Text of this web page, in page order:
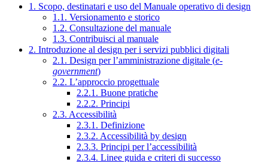
1. Scopo, destinatari e uso del Manuale operativo di design
1.1. Versionamento e storico
1.2. Consultazione del manuale
1.3. Contribuisci al manuale
2. Introduzione al design per i servizi pubblici digitali
2.1. Design per l’amministrazione digitale (e-
government)
2.2. L’approccio progettuale
2.2.1. Buone pratiche
2.2.2. Principi
2.3. Accessibilità
2.3.1. Definizione
2.3.2. Accessibilità by design
2.3.3. Principi per l’accessibilità
2.3.4. Linee guida e criteri di successo